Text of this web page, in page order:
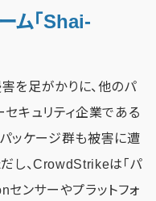
ム「Shai-
を足がかりに、他のパ
キュリティ企業である
ッケージ群も被害に遭
し、CrowdStrikeは「パ
ンサーやプラットフォ